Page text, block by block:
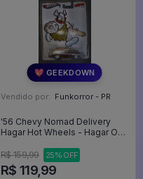
💖 GEEKDOWN
Vendido por: Funkorror - PR
'56 Chevy Nomad Delivery
Hagar Hot Wheels - Hagar O
R$ 159,99
25% OFF
R$ 119,99